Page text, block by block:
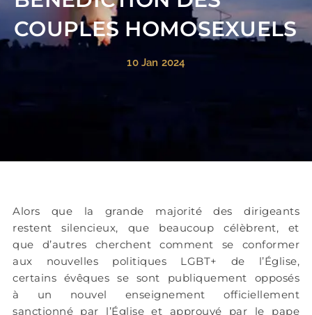
COUPLES HOMOSEXUELS
10 Jan 2024
Alors que la grande majorité des dirigeants
restent silencieux, que beaucoup célèbrent, et
que d’autres cherchent comment se conformer
aux nouvelles politiques LGBT+ de l’Église,
certains évêques se sont publiquement opposés
à un nouvel enseignement officiellement
sanctionné par l’Église et approuvé par le pape